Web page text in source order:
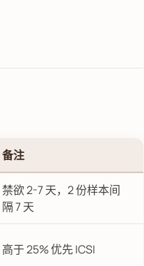
备注
禁欲 2-7 天，2 份样本间
隔 7 天
高于 25% 优先 ICSI